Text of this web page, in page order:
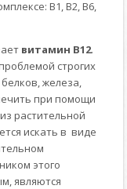
В1, В2, В6,
витамин В12.
строгих
железа,
при помощи
растительной
искать в виде
этого
являются